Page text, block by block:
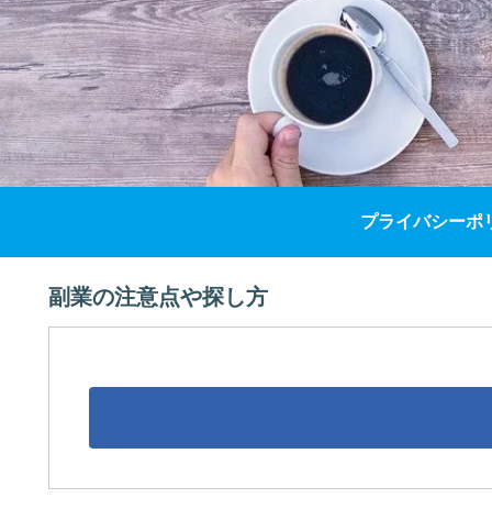
プライバシーポ
副業の注意点や探し方